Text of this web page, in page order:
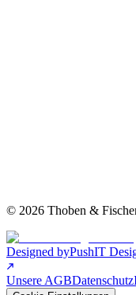
© 2026 Thoben &
Designed byPushIT
Unsere AGBDatenschutz